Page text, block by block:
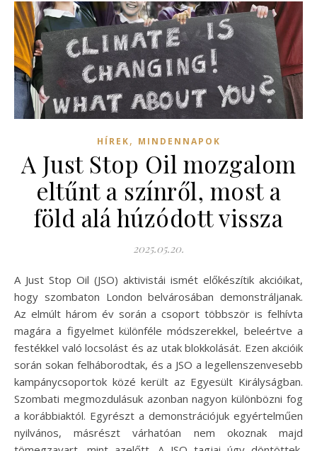
HÍREK, MINDENNAPOK
A Just Stop Oil mozgalom
eltűnt a színről, most a
föld alá húzódott vissza
2025.05.20.
A Just Stop Oil (JSO) aktivistái ismét előkészítik akcióikat,
hogy szombaton London belvárosában demonstráljanak.
Az elmúlt három év során a csoport többször is felhívta
magára a figyelmet különféle módszerekkel, beleértve a
festékkel való locsolást és az utak blokkolását. Ezen akcióik
során sokan felháborodtak, és a JSO a legellenszenvesebb
kampánycsoportok közé került az Egyesült Királyságban.
Szombati megmozdulásuk azonban nagyon különbözni fog
a korábbiaktól. Egyrészt a demonstrációjuk egyértelműen
nyilvános, másrészt várhatóan nem okoznak majd